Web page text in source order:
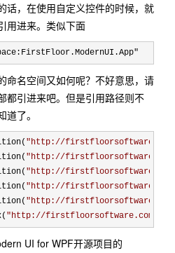
话，在使用自定义控件的时候，就
用进来。类似下面
命名空间又如何呢？不好意思，请
都引进来吧。但是引用路径则不
了。
"http://firstfloorsoftware.com/
"http://firstfloorsoftware.com/
"http://firstfloorsoftware.com/
"http://firstfloorsoftware.com/
"http://firstfloorsoftware.com/
"http://firstfloorsoftware.com/
UI for WPF开源项目的